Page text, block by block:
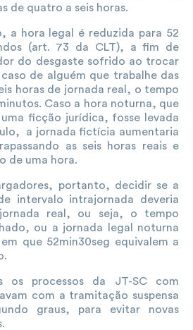
de quatro a seis horas.
a hora legal é reduzida para 52
(art. 73 da CLT), a fim de
do desgaste sofrido ao trocar
de alguém que trabalhe das
horas de jornada real, o tempo
Caso a hora noturna, que
ficção jurídica, fosse levada
a jornada fictícia aumentaria
as seis horas reais e
de uma hora.
portanto, decidir se a
intervalo intrajornada deveria
real, ou seja, o tempo
ou a jornada legal noturna
que 52min30seg equivalem a
os processos da JT-SC com
com a tramitação suspensa
graus, para evitar novas